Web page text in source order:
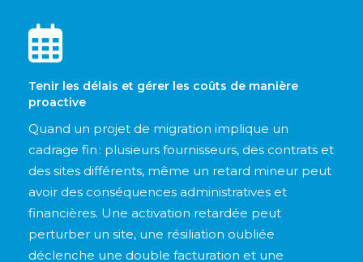
Tenir les délais et gérer les coûts de manière
proactive
Quand un projet de migration implique un
cadrage fin : plusieurs fournisseurs, des contrats et
des sites différents, même un retard mineur peut
avoir des conséquences administratives et
financières. Une activation retardée peut
perturber un site, une résiliation oubliée
déclenche une double facturation et une